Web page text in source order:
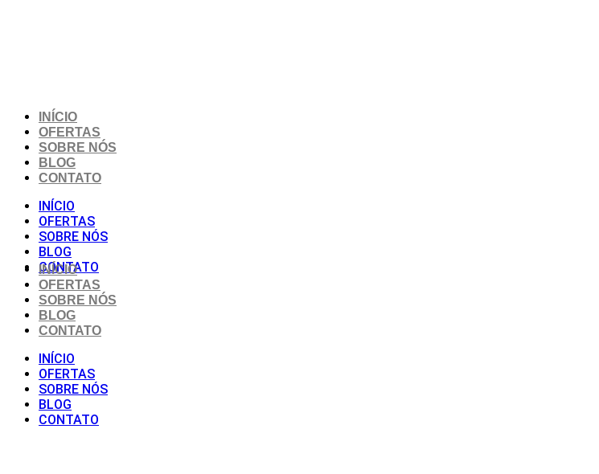
INÍCIO
OFERTAS
SOBRE NÓS
BLOG
CONTATO
INÍCIO
OFERTAS
SOBRE NÓS
BLOG
CONTATO
INÍCIO
OFERTAS
SOBRE NÓS
BLOG
CONTATO
INÍCIO
OFERTAS
SOBRE NÓS
BLOG
CONTATO